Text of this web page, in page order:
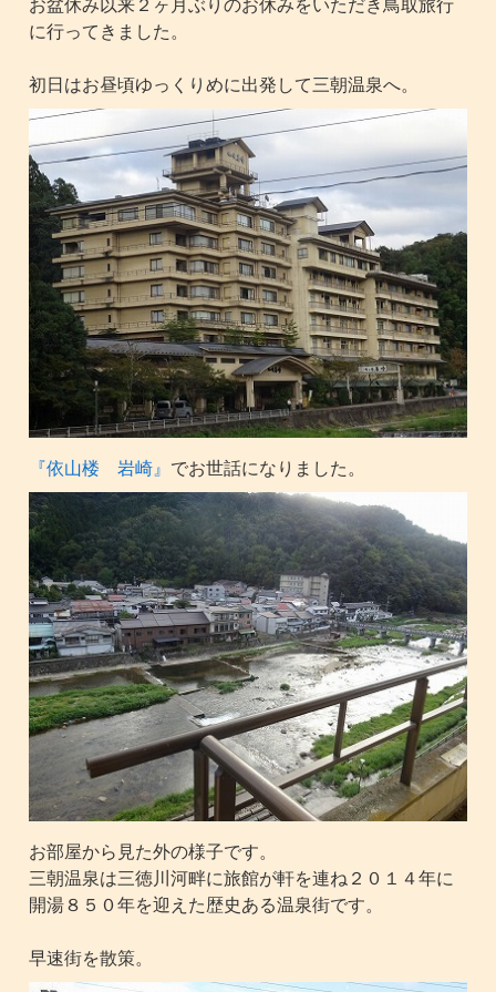
に行ってきました。
初日はお昼頃ゆっくりめに出発して三朝温泉へ。
『依山楼 岩崎』 でお世話になりました。
お部屋から見た外の様子です。
三朝温泉は三徳川河畔に旅館が軒を連ね２０１４年に
開湯８５０年を迎えた歴史ある温泉街です。
早速街を散策。